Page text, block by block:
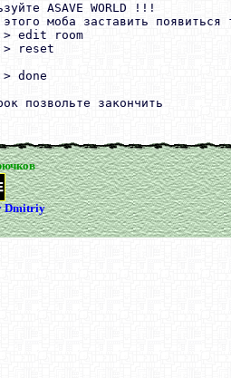
ASAVE WORLD !!!
моба заставить
> edit room
> reset
done
Dmitriy